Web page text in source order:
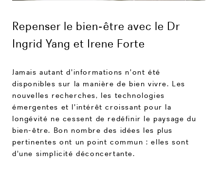
Repenser le bien-être avec le Dr
Ingrid Yang et Irene Forte
Jamais autant d'informations n'ont été
disponibles sur la manière de bien vivre. Les
nouvelles recherches, les technologies
émergentes et l'intérêt croissant pour la
longévité ne cessent de redéfinir le paysage du
bien-être. Bon nombre des idées les plus
pertinentes ont un point commun : elles sont
d'une simplicité déconcertante.